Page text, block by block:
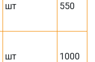
шт 550
шт 1000